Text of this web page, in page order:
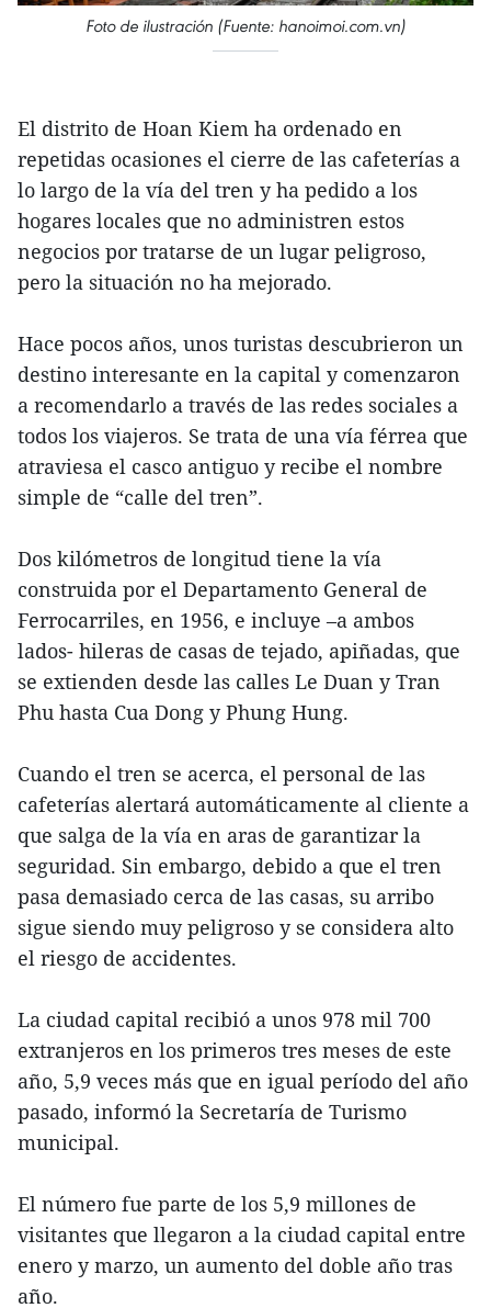
Foto de ilustración (Fuente: hanoimoi.com.vn)
El distrito de Hoan Kiem ha ordenado en
repetidas ocasiones el cierre de las cafeterías a
lo largo de la vía del tren y ha pedido a los
hogares locales que no administren estos
negocios por tratarse de un lugar peligroso,
pero la situación no ha mejorado.
Hace pocos años, unos turistas descubrieron un
destino interesante en la capital y comenzaron
a recomendarlo a través de las redes sociales a
todos los viajeros. Se trata de una vía férrea que
atraviesa el casco antiguo y recibe el nombre
simple de “calle del tren”.
Dos kilómetros de longitud tiene la vía
construida por el Departamento General de
Ferrocarriles, en 1956, e incluye –a ambos
lados- hileras de casas de tejado, apiñadas, que
se extienden desde las calles Le Duan y Tran
Phu hasta Cua Dong y Phung Hung.
Cuando el tren se acerca, el personal de las
cafeterías alertará automáticamente al cliente a
que salga de la vía en aras de garantizar la
seguridad. Sin embargo, debido a que el tren
pasa demasiado cerca de las casas, su arribo
sigue siendo muy peligroso y se considera alto
el riesgo de accidentes.
La ciudad capital recibió a unos 978 mil 700
extranjeros en los primeros tres meses de este
año, 5,9 veces más que en igual período del año
pasado, informó la Secretaría de Turismo
municipal.
El número fue parte de los 5,9 millones de
visitantes que llegaron a la ciudad capital entre
enero y marzo, un aumento del doble año tras
año.